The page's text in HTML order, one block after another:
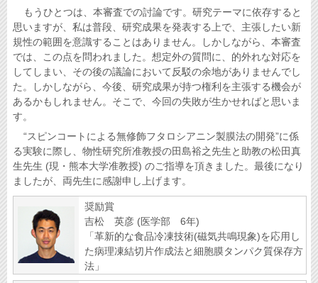
もうひとつは、本審査での討論です。研究テーマに依存すると
思いますが、私は普段、研究成果を発表する上で、主張したい新
規性の範囲を意識することはありません。しかしながら、本審査
では、この点を問われました。想定外の質問に、的外れな対応を
してしまい、その後の議論において反駁の余地がありませんでし
た。しかしながら、今後、研究成果が持つ権利を主張する機会が
あるかもしれません。そこで、今回の失敗が生かせればと思いま
す。
“スピンコートによる無修飾フタロシアニン製膜法の開発”に係
る実験に際し、物性研究所准教授の田島裕之先生と助教の松田真
生先生 (現・熊本大学准教授) のご指導を頂きました。最後になり
ましたが、両先生に感謝申し上げます。
奨励賞
吉松 英彦 (医学部 6年)
「革新的な食品冷凍技術(磁気共鳴現象)を応用し
た病理凍結切片作成法と細胞膜タンパク質保存方
法」